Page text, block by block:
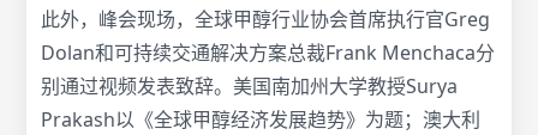
此外，峰会现场，全球甲醇行业协会首席执行官Greg
Dolan和可持续交通解决方案总裁Frank Menchaca分
别通过视频发表致辞。美国南加州大学教授Surya
Prakash以《全球甲醇经济发展趋势》为题；澳大利